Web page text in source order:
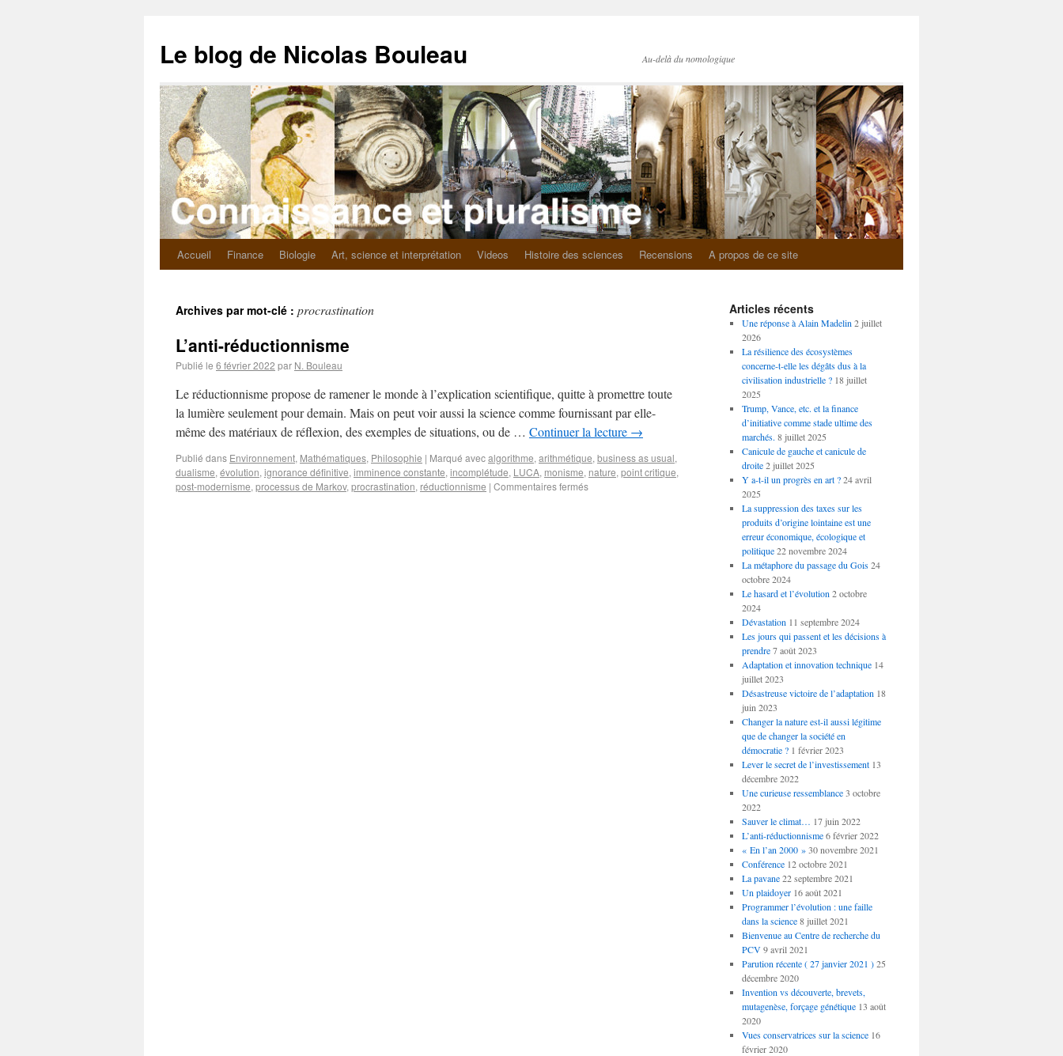
Le blog de Nicolas Bouleau Au-delà du nomologique
Accueil Finance Biologie Art, science et interprétation Videos Histoire des sciences Recensions A propos de ce site
Archives par mot-clé : procrastination
L’anti-réductionnisme
Publié le 6 février 2022 par N. Bouleau
Le réductionnisme propose de ramener le monde à l’explication scientifique, quitte à promettre toute
la lumière seulement pour demain. Mais on peut voir aussi la science comme fournissant par elle-
même des matériaux de réflexion, des exemples de situations, ou de … Continuer la lecture →
Publié dans Environnement, Mathématiques, Philosophie | Marqué avecalgorithme, arithmétique, business as usual,
dualisme, évolution, ignorance définitive, imminence constante, incomplétude, LUCA, monisme, nature, point critique,
post-modernisme, processus de Markov, procrastination, réductionnisme | Commentaires fermés
Articles récents
Une réponse à Alain Madelin 2 juillet
2026
La résilience des écosystèmes
concerne-t-elle les dégâts dus à la
civilisation industrielle ? 18 juillet
2025
Trump, Vance, etc. et la finance
d’initiative comme stade ultime des
marchés. 8 juillet 2025
Canicule de gauche et canicule de
droite 2 juillet 2025
Y a-t-il un progrès en art ? 24 avril
2025
La suppression des taxes sur les
produits d’origine lointaine est une
erreur économique, écologique et
politique 22 novembre 2024
La métaphore du passage du Gois 24
octobre 2024
Le hasard et l’évolution 2 octobre
2024
Dévastation 11 septembre 2024
Les jours qui passent et les décisions à
prendre 7 août 2023
Adaptation et innovation technique 14
juillet 2023
Désastreuse victoire de l’adaptation 18
juin 2023
Changer la nature est-il aussi légitime
que de changer la société en
démocratie ? 1 février 2023
Lever le secret de l’investissement 13
décembre 2022
Une curieuse ressemblance 3 octobre
2022
Sauver le climat… 17 juin 2022
L’anti-réductionnisme 6 février 2022
« En l’an 2000 » 30 novembre 2021
Conférence 12 octobre 2021
La pavane 22 septembre 2021
Un plaidoyer 16 août 2021
Programmer l’évolution : une faille
dans la science 8 juillet 2021
Bienvenue au Centre de recherche du
PCV 9 avril 2021
Parution récente ( 27 janvier 2021 ) 25
décembre 2020
Invention vs découverte, brevets,
mutagenèse, forçage génétique 13 août
2020
Vues conservatrices sur la science 16
février 2020